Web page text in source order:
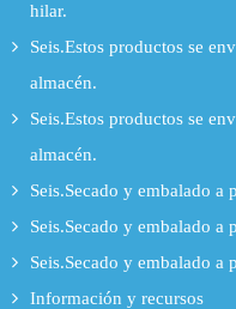
hilar.
Seis.Estos productos se
almacén.
Seis.Estos productos se
almacén.
Seis.Secado y embalado a
Seis.Secado y embalado a
Seis.Secado y embalado a
Información y recursos